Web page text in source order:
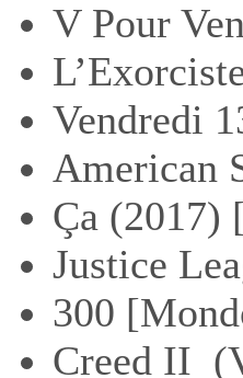
V Pour
Vendredi
American
Ça (2017)
Justice
300
Creed II